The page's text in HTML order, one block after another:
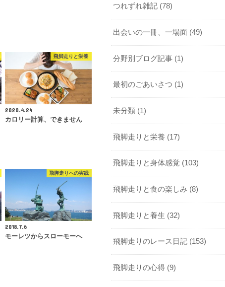
飛脚走りと栄養
2020.4.24
カロリー計算、できません
飛脚走りへの実践
2018.7.6
モーレツからスローモーへ
つれずれ雑記 (78)
出会いの一冊、一場面 (49)
分野別ブログ記事 (1)
最初のごあいさつ (1)
未分類 (1)
飛脚走りと栄養 (17)
飛脚走りと身体感覚 (103)
飛脚走りと食の楽しみ (8)
飛脚走りと養生 (32)
飛脚走りのレース日記 (153)
飛脚走りの心得 (9)